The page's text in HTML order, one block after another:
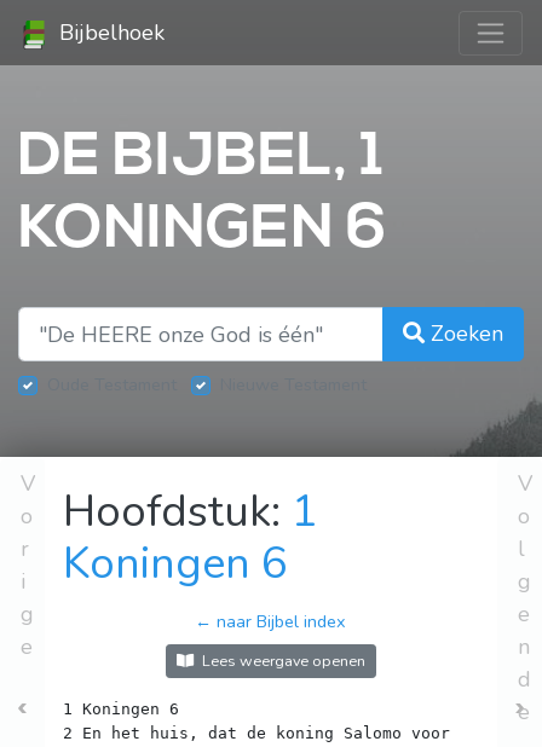
Bijbelhoek
DE BIJBEL, 1
KONINGEN 6
Zoeken
V
o
r
i
g
e
Hoofdstuk: 1
Koningen 6
← naar Bijbel index
Lees weergave openen
1 Koningen 6
2 En het huis, dat de koning Salomo voor
V
o
l
g
e
n
d
e